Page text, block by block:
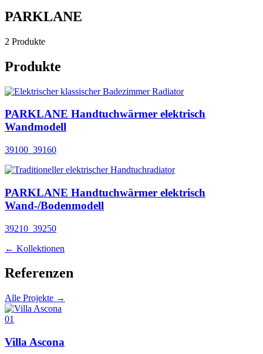
PARKLANE
2 Produkte
Produkte
PARKLANE Handtuchwärmer elektrisch
Wandmodell
39100_39160
PARKLANE Handtuchwärmer elektrisch
Wand-/Bodenmodell
39210_39250
← Kollektionen
Referenzen
Alle Projekte →
01
Villa Ascona